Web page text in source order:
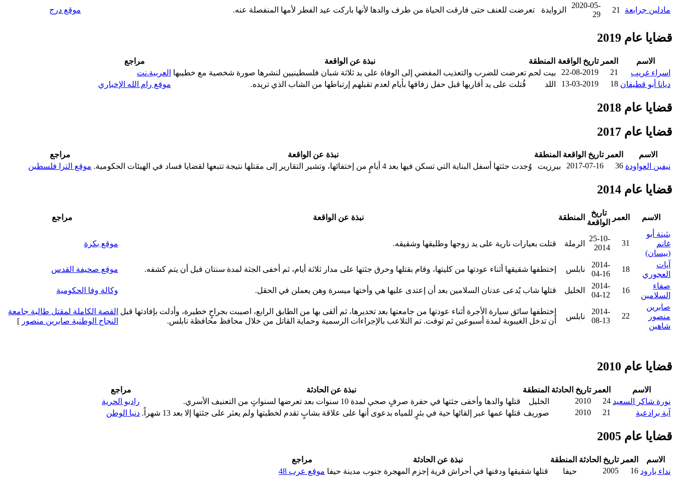
مادلين جرابعة
21
2020-05-
29
الزوايدة تعرضت للعنف حتى فارقت الحياة من طرف والدها لأنها باركت عيد الفطر لأمها المنفصلة عنه. موقع درج
قضايا عام 2019
الاسم العمر تاريخ الواقعة المنطقة نبذة عن الواقعة
مراجع
اسراء غريب
21
22-08-2019 بيت لحم تعرضت للضرب والتعذيب المفضي إلى الوفاة على يد ثلاثة شبان فلسطينيين لنشرها صورة شخصية مع خطيبها العربية.نت
ديانا أبو قطيفان 18
13-03-2019 اللد قُتلت على يد أقاربها قبل حفل زفافها بأيام لعدم تقبلهم إرتباطها من الشاب الذي تريده. موقع رام الله الإخباري
قضايا عام 2018
قضايا عام 2017
الاسم العمر تاريخ الواقعة المنطقة نبذة عن الواقعة
مراجع
نيفين العواودة 36
2017-07-16 بيرزيت وُجدت جثتها أسفل البناية التي تسكن فيها بعد 4 أيامٍ من إختفائها، وتشير التقارير إلى مقتلها نتيجة تتبعها لقضايا فساد في الهيئات الحكومية. موقع الترا فلسطين
قضايا عام 2014
الاسم العمر
تاريخ
الواقعة
المنطقة نبذة عن الواقعة
مراجع
بثينة أبو
غانم
(بيسان)
31
25-10-
2014
الرملة قتلت بعيارات نارية على يد زوجها وطليقها وشقيقه. موقع بكرة
آيات
العجوري
18
2014-
04-16
نابلس إختطفها شقيقها أثناء عودتها من كليتها، وقام بقتلها وحرق جثتها على مدار ثلاثة أيام، ثم أخفى الجثة لمدة سنتان قبل أن يتم كشفه.
موقع صحيفة القدس
صفاء
السلامين
16
2014-
04-12
الخليل قتلها شاب يُدعى عدنان السلامين بعد أن إعتدى عليها هي وأختها ميسرة وهن يعملن في الحقل.
وكالة وفا الحكومية
صابرين
منصور
شاهين
22
2014-
08-13
نابلس
إختطفها سائق سيارة الأجرة أثناء عودتها من جامعتها بعد تخديرها، ثم ألقى بها من الطابق الرابع، اصيبت بجراحٍ خطيرة، وأدلت بإفادتها قبل
أن تدخل الغيبوبة لمدة أسبوعين ثم توفت. تم التلاعب بالإجراءات الرسمية وحماية القاتل من خلال محافظ محافظة نابلس.
القصة الكاملة لمقتل طالبة جامعة
النجاح الوطنية صابرين منصور ]
قضايا عام 2010
الاسم العمر تاريخ الحادثة المنطقة نبذة عن الحادثة
مراجع
نورة شاكر السعيد 24
2010 الخليل قتلها والدها وأخفى جثتها في حفرة صرفٍ صحي لمدة 10 سنوات بعد تعرضها لسنواتٍ من التعنيف الأسري.
راديو الحرية
آية برادعية
21
2010 صوريف قتلها عمها عبر إلقائها حية في بئرٍ للمياه بدعوى أنها على علاقة بشابٍ تقدم لخطبتها ولم يعثر على جثتها إلا بعد 13 شهراً. دنيا الوطن
قضايا عام 2005
الاسم العمر تاريخ الحادثة المنطقة نبذة عن الحادثة
مراجع
نداء بارود 16
2005 حيفا قتلها شقيقها ودفنها في أحراش قرية إجزم المهجرة جنوب مدينة حيفا موقع عرب 48